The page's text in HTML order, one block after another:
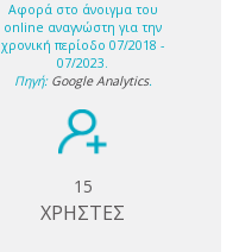
Αφορά στο άνοιγμα του
online αναγνώστη για την
χρονική περίοδο 07/2018 -
07/2023.
Πηγή: Google Analytics.
15
ΧΡΗΣΤΕΣ